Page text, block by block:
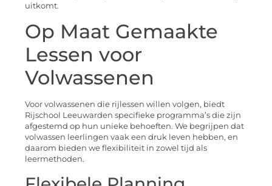
uitkomt.
Op Maat Gemaakte
Lessen voor
Volwassenen
Voor volwassenen die rijlessen willen volgen, biedt
Rijschool Leeuwarden specifieke programma’s die zijn
afgestemd op hun unieke behoeften. We begrijpen dat
volwassen leerlingen vaak een druk leven hebben, en
daarom bieden we flexibiliteit in zowel tijd als
leermethoden.